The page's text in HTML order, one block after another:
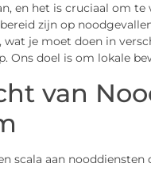
en het is cruciaal om
zijn op
wat je moet doen in
Ons doel is om lokale
van
scala aan